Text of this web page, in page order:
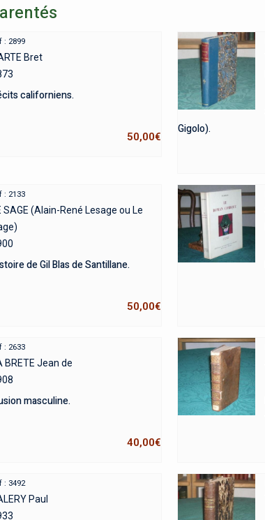
: 2899
Bret
californiens.
50,00€
Gigolo).
: 2133
SAGE (Alain-René Lesage ou Le
de Gil Blas de Santillane.
50,00€
: 2633
BRETE Jean de
masculine.
40,00€
: 3492
Paul